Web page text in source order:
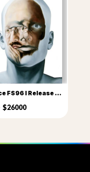
Face FS96 I Release Of The Black Hole
$26000